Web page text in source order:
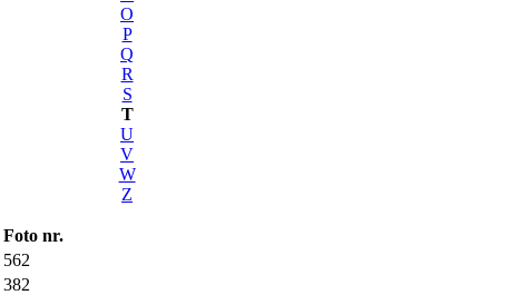
O
P
Q
R
S
T
U
V
W
Z
Foto nr.
562
382